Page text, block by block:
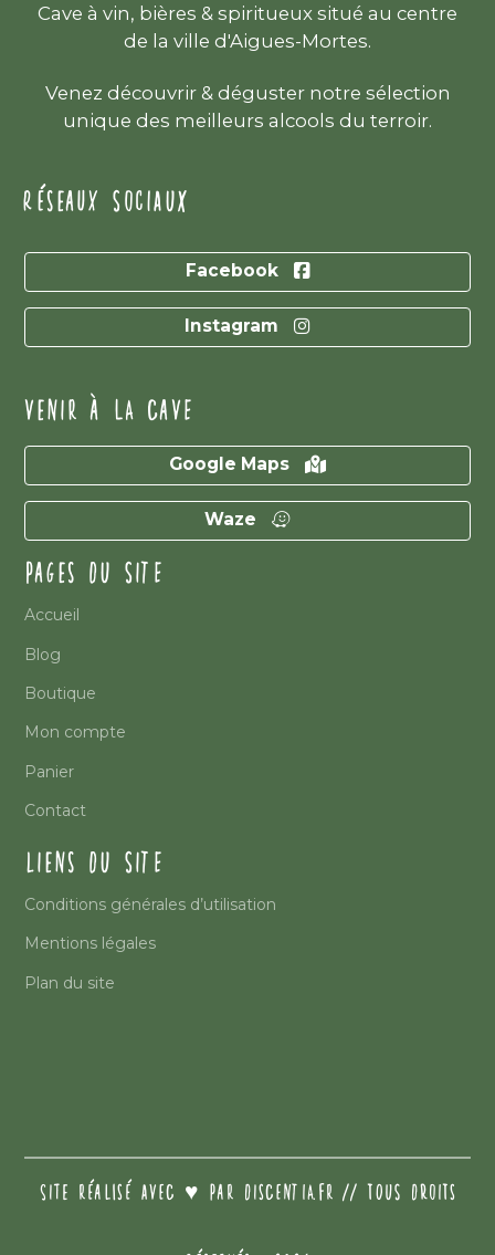
Cave à vin, bières & spiritueux situé au centre
de la ville d'Aigues-Mortes.
Venez découvrir & déguster notre sélection
unique des meilleurs alcools du terroir.
RÉSEAUX SOCIAUX
Facebook
Instagram
VENIR À LA CAVE
Google Maps
Waze
PAGES DU SITE
Accueil
Blog
Boutique
Mon compte
Panier
Contact
LIENS DU SITE
Conditions générales d’utilisation
Mentions légales
Plan du site
SITE RÉALISÉ AVEC ♥️ PAR DISCENTIA.FR // TOUS DROITS